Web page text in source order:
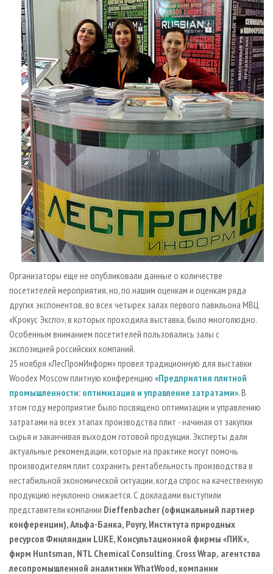
Организаторы еще не опубликовали данные о количестве
посетителей мероприятия, но, по нашим оценкам и оценкам ряда
других экспонентов, во всех четырех залах первого павильона МВЦ
«Крокус Экспо», в которых проходила выставка, было многолюдно.
Особенным вниманием посетителей пользовались залы с
экспозицией российских компаний.
25 ноября «ЛесПромИнформ» провел традиционную для выставки
Woodex Moscow плитную конференцию «Предприятия плитной
промышленности: оптимизация и управление затратами». В
этом году мероприятие было посвящено оптимизации и управлению
затратами на всех этапах производства плит - начиная от закупки
сырья и заканчивая выходом готовой продукции. Эксперты дали
актуальные рекомендации, которые на практике могут помочь
производителям плит сохранить рентабельность производства в
нестабильной экономической ситуации, когда спрос на качественную
продукцию неуклонно снижается. С докладами выступили
представители компании Dieffenbacher (официальный партнер
конференции),Альфа-Банка, Poyry, Института природных
ресурсов Финляндии LUKE, Консультационной фирмы «ПИК»,
фирм Huntsman, NTL Chemical Consulting, Cross Wrap, агентства
лесопромышленной аналитики WhatWood, компании